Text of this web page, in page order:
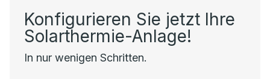
Konfigurieren Sie jetzt Ihre
Solarthermie-Anlage!
In nur wenigen Schritten.